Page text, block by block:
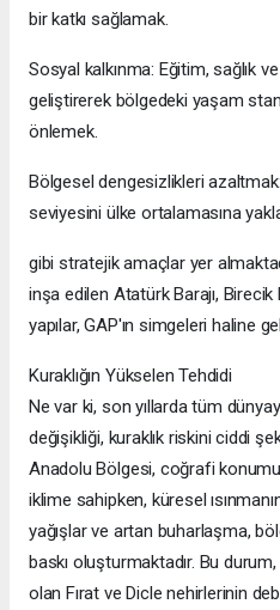
bir katkı sağlamak.
Sosyal kalkınma: Eğitim, sağlık
geliştirerek bölgedeki yaşam
önlemek.
Bölgesel dengesizlikleri
seviyesini ülke ortalamasına
gibi stratejik amaçlar yer
inşa edilen Atatürk Barajı, Birecik
yapılar, GAP'ın simgeleri haline
Kuraklığın Yükselen Tehdidi
Ne var ki, son yıllarda tüm
değişikliği, kuraklık riskini ciddi
Anadolu Bölgesi, coğrafi
iklime sahipken, küresel
yağışlar ve artan buharlaşma,
baskı oluşturmaktadır. Bu
olan Fırat ve Dicle nehirlerinin